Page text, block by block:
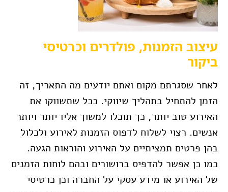
עיצוב הזמנות, פולדרים וכרטיסי
ביקור
לאחר שסגרתם מקום ואתם יודעים מה התאריך, זה
הזמן להתחיל בתהליך שיווקי. ככל שתשווקו את
האירוע טוב יותר, כך תוכלו למשוך אליו יותר ויותר
אנשים. רצוי לשלוח לדפוס הזמנות לאירוע ולכלול
בהן פרטים תמציתיים על האירוע והוראות הגעה.
כמו כן אפשר להדפיס ברושורים ובהם לוחות הזמנים
של האירוע או מידע עסקי על החברה וכן כרטיסי